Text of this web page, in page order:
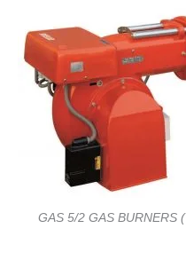
GAS 5/2 GAS BURNERS